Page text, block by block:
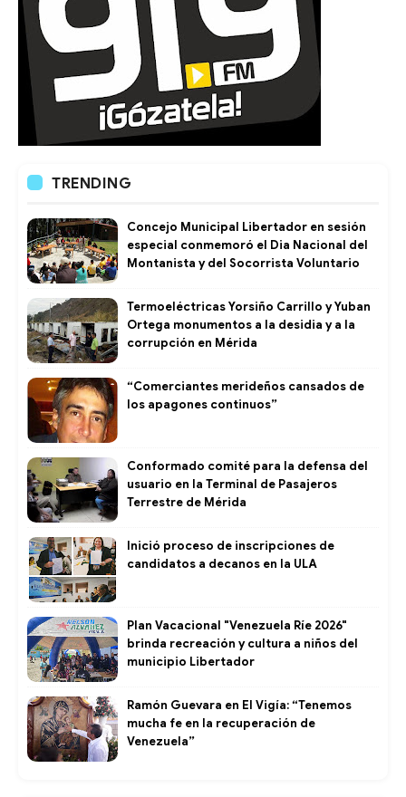
TRENDING
Concejo Municipal Libertador en sesión
especial conmemoró el Dia Nacional del
Montanista y del Socorrista Voluntario
Termoeléctricas Yorsiño Carrillo y Yuban
Ortega monumentos a la desidia y a la
corrupción en Mérida
“Comerciantes merideños cansados de
los apagones continuos”
Conformado comité para la defensa del
usuario en la Terminal de Pasajeros
Terrestre de Mérida
Inició proceso de inscripciones de
candidatos a decanos en la ULA
Plan Vacacional "Venezuela Ríe 2026"
brinda recreación y cultura a niños del
municipio Libertador
Ramón Guevara en El Vigía: “Tenemos
mucha fe en la recuperación de
Venezuela”